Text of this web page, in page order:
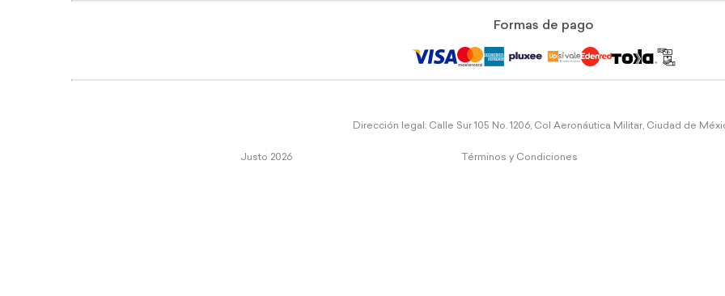
Formas de pago
Dirección legal: Calle Sur 105 No. 1206, Col Aeronáutica Militar, Ciudad de
Justo 2026 Términos y Condiciones